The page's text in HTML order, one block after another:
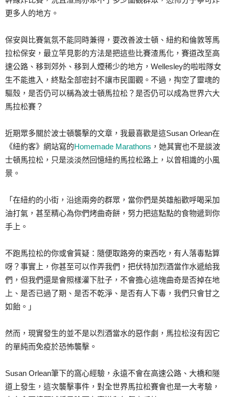
更多人的地方。
保安與比賽氣氛不能同時兼得，要改善波士頓、紐約和倫敦等馬
拉松保安，最立竿見影的方法是把這些比賽渣馬化，賽道改至高
速公路、移到郊外、移到人煙稀少的地方，Wellesley的啦啦隊女
生不能進入，終點全部密封不讓市民圍觀。不過，掏空了靈魂的
驅殼，是否仍可以稱為波士頓馬拉松？是否仍可以成為世界六大
馬拉松賽？
近期眾多關於波士頓襲擊的文章，我最喜歡是這Susan Orlean在
《紐約客》網站寫的Homemade Marathons ，她其實也不是談波
士頓馬拉松，只是淡淡然回憶紐約馬拉松路上，以曾相識的小風
景。
「在紐約的小街，沿途兩旁的群眾，當你們是英雄船歡呼喝采加
油打氣，甚至精心為你們烤曲奇餅，努力把這點點的食物遞到你
手上。
不跑馬拉松的你或會質疑：隨便取路旁的東西吃，有人落毒點算
呀？事實上，你甚至可以作弄我們，把伏特加烈酒當作水遞給我
們，但我們還是會照樣灌下肚子，不會擔心這塊曲奇是否掉在地
上、是否已過了期、是否不乾淨、是否有人下毒，我們只會甘之
如飴。」
然而，現實發生的並不是以烈酒當水的惡作劇，馬拉松沒有因它
的單純而免疫於恐怖襲擊。
Susan Orlean筆下的窩心經驗，永遠不會在高速公路、大橋和隧
道上發生，這次襲擊事件，對全世界馬拉松賽會也是一大考驗，